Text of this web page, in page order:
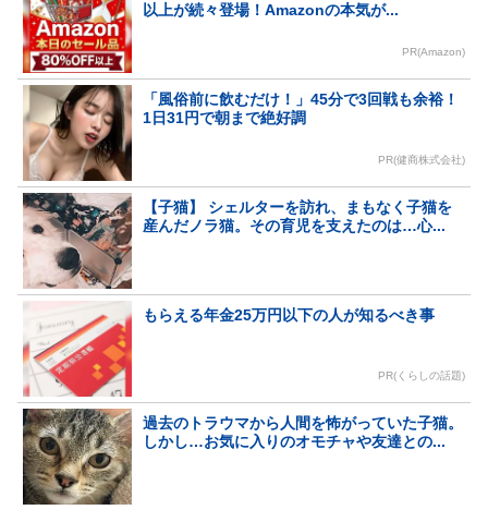
以上が続々登場！Amazonの本気が...
PR(Amazon)
「風俗前に飲むだけ！」45分で3回戦も余裕！
1日31円で朝まで絶好調
PR(健商株式会社)
【子猫】 シェルターを訪れ、まもなく子猫を
産んだノラ猫。その育児を支えたのは…心...
もらえる年金25万円以下の人が知るべき事
PR(くらしの話題)
過去のトラウマから人間を怖がっていた子猫。
しかし…お気に入りのオモチャや友達との...